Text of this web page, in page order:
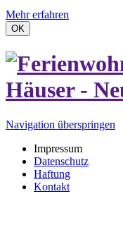
Mehr erfahren
OK
Navigation überspringen
Impressum
Datenschutz
Haftung
Kontakt